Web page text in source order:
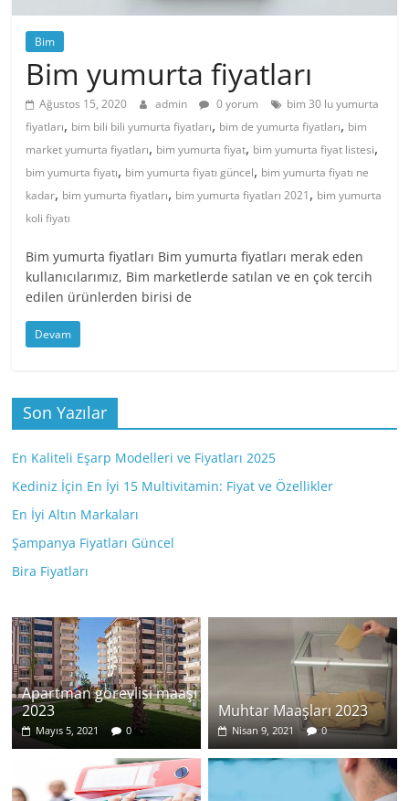
Bim
Bim yumurta fiyatları
Ağustos 15, 2020 admin 0 yorum
bim 30 lu yumurta
fiyatları, bim bili bili yumurta fiyatları, bim de yumurta fiyatları, bim
market yumurta fiyatları, bim yumurta fiyat, bim yumurta fiyat listesi,
bim yumurta fiyatı, bim yumurta fiyatı güncel, bim yumurta fiyatı ne
kadar, bim yumurta fiyatları, bim yumurta fiyatları 2021, bim yumurta
koli fiyatı
Bim yumurta fiyatları Bim yumurta fiyatları merak eden
kullanıcılarımız, Bim marketlerde satılan ve en çok tercih
edilen ürünlerden birisi de
Devam
Son Yazılar
En Kaliteli Eşarp Modelleri ve Fiyatları 2025
Kediniz İçin En İyi 15 Multivitamin: Fiyat ve Özellikler
En İyi Altın Markaları
Şampanya Fiyatları Güncel
Bira Fiyatları
Apartman görevlisi maaşı
2023
Mayıs 5, 2021 0
Muhtar Maaşları 2023
Nisan 9, 2021 0